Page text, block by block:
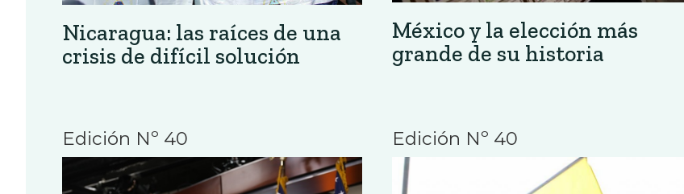
Nicaragua: las raíces de una
crisis de difícil solución
México y la elección más
grande de su historia
Edición Nº 40 Edición Nº 40